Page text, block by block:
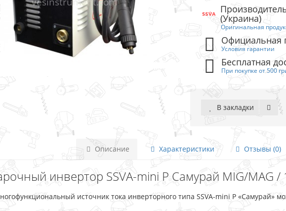
(Украина)
Оригинальная
Официальная
Условия гарантии
Бесплатная
При покупке от 500
В закладки
Описание Характеристики Отзывы (0)
инвертор SSVA-mini P Самурай MIG/MAG
источник тока инверторного типа SSVA-mini P «Самурай»